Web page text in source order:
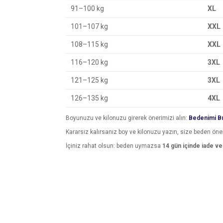
91–100 kg XL
101–107 kg XXL
108–115 kg XXL
116–120 kg 3XL
121–125 kg 3XL
126–135 kg 4XL
Boyunuzu ve kilonuzu girerek önerimizi alın: Bedenimi
Kararsız kalırsanız boy ve kilonuzu yazın, size beden
İçiniz rahat olsun: beden uymazsa 14 gün içinde iade